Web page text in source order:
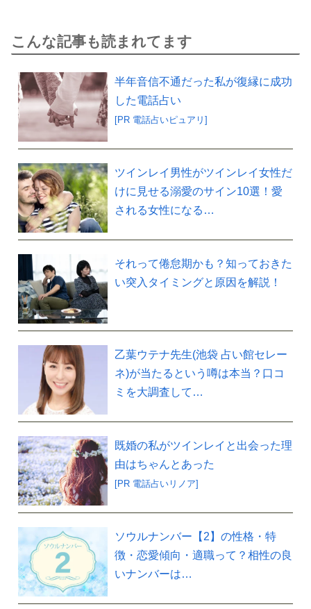
こんな記事も読まれてます
半年音信不通だった私が復縁に成功
した電話占い
[PR 電話占いピュアリ]
ツインレイ男性がツインレイ女性だ
けに見せる溺愛のサイン10選！愛
される女性になる…
それって倦怠期かも？知っておきた
い突入タイミングと原因を解説！
乙葉ウテナ先生(池袋 占い館セレー
ネ)が当たるという噂は本当？口コ
ミを大調査して…
既婚の私がツインレイと出会った理
由はちゃんとあった
[PR 電話占いリノア]
ソウルナンバー【2】の性格・特
徴・恋愛傾向・適職って？相性の良
いナンバーは…